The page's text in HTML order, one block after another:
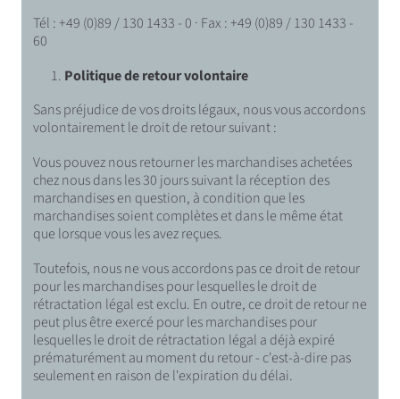
Tél : +49 (0)89 / 130 1433 - 0 · Fax : +49 (0)89 / 130 1433 -
60
Politique de retour volontaire
Sans préjudice de vos droits légaux, nous vous accordons
volontairement le droit de retour suivant :
Vous pouvez nous retourner les marchandises achetées
chez nous dans les 30 jours suivant la réception des
marchandises en question, à condition que les
marchandises soient complètes et dans le même état
que lorsque vous les avez reçues.
Toutefois, nous ne vous accordons pas ce droit de retour
pour les marchandises pour lesquelles le droit de
rétractation légal est exclu. En outre, ce droit de retour ne
peut plus être exercé pour les marchandises pour
lesquelles le droit de rétractation légal a déjà expiré
prématurément au moment du retour - c'est-à-dire pas
seulement en raison de l'expiration du délai.